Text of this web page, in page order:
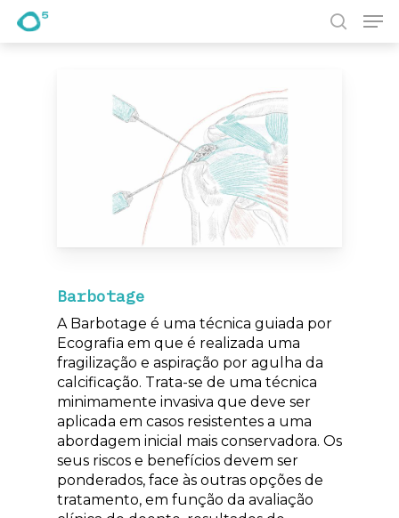
Barbotage
A Barbotage é uma técnica guiada por
Ecografia em que é realizada uma
fragilização e aspiração por agulha da
calcificação. Trata-se de uma técnica
minimamente invasiva que deve ser
aplicada em casos resistentes a uma
abordagem inicial mais conservadora. Os
seus riscos e benefícios devem ser
ponderados, face às outras opções de
tratamento, em função da avaliação